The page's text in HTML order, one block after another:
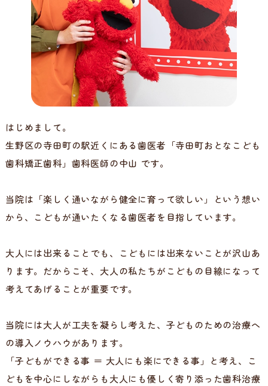
はじめまして。
生野区の寺田町の駅近くにある歯医者「寺田町おとなこども
歯科矯正歯科」歯科医師の中山 です。
当院は「楽しく通いながら健全に育って欲しい」という想い
から、こどもが通いたくなる歯医者を目指しています。
大人には出来ることでも、こどもには出来ないことが沢山あ
ります。だからこそ、大人の私たちがこどもの目線になって
考えてあげることが重要です。
当院には大人が工夫を凝らし考えた、子どものための治療へ
の導入ノウハウがあります。
「子どもができる事 ＝ 大人にも楽にできる事」と考え、こ
どもを中心にしながらも大人にも優しく寄り添った歯科治療